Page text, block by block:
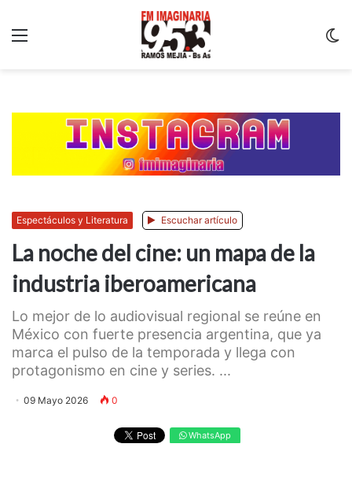
Espectáculos y Literatura Escuchar artículo
La noche del cine: un mapa de la
industria iberoamericana
Lo mejor de lo audiovisual regional se reúne en
México con fuerte presencia argentina, que ya
marca el pulso de la temporada y llega con
protagonismo en cine y series. ...
09 Mayo 2026 0
WhatsApp